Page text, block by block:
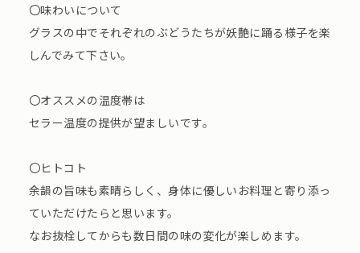
〇味わいについて
グラスの中でそれぞれのぶどうたちが妖艶に踊る様子を楽
しんでみて下さい。
〇オススメの温度帯は
セラー温度の提供が望ましいです。
〇ヒトコト
余韻の旨味も素晴らしく、身体に優しいお料理と寄り添っ
ていただけたらと思います。
なお抜栓してからも数日間の味の変化が楽しめます。